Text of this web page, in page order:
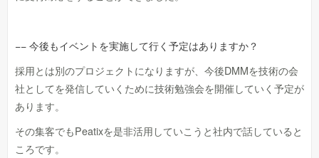
−− 今後もイベントを実施して行く予定はありますか？
採用とは別のプロジェクトになりますが、今後DMMを技術の会
社としてを発信していくために技術勉強会を開催していく予定が
あります。
その集客でもPeatixを是非活用していこうと社内で話していると
ころです。